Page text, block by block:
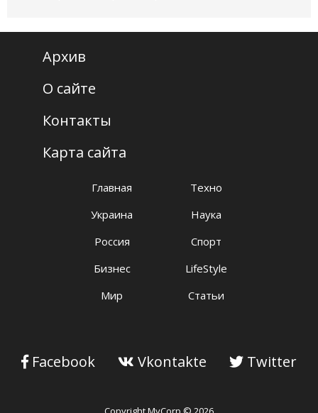
Главная
Украина
Россия
Бизнес
Мир
Техно
Наука
Спорт
LifeStyle
Статьи
Facebook Vkontakte Twitter
Архив
О сайте
Контакты
Карта сайта